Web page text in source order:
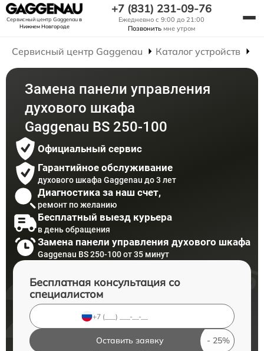
Сервисный центр Gaggenauв
Нижнем Новгороде
+7 (831) 231-09-76
Ежедневно с 9:00 до 21:00
Позвонить мне утром
Сервисный центр Gaggenau Каталог устройств
Замена панели управления
духового шкафа
Gaggenau BS 250-100
Официальный сервис
Гарантийное обслуживание
духового шкафа Gaggenau до 3 лет
Диагностика за наш счет,
ремонт по желанию
Бесплатный выезд курьера
в день обращения
Замена панели управления духового шкафа
Gaggenau BS 250-100 от 35 минут
Бесплатная консультация со
специалистом
Оставить заявку